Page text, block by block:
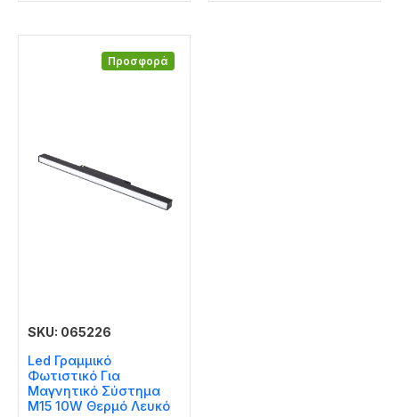
Προσφορά
SKU: 065226
Led Γραμμικό
Φωτιστικό Για
Μαγνητικό Σύστημα
Μ15 10W Θερμό Λευκό